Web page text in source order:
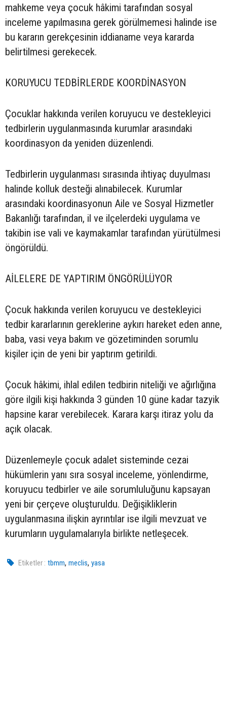
mahkeme veya çocuk hâkimi tarafından sosyal
inceleme yapılmasına gerek görülmemesi halinde ise
bu kararın gerekçesinin iddianame veya kararda
belirtilmesi gerekecek.
KORUYUCU TEDBİRLERDE KOORDİNASYON
Çocuklar hakkında verilen koruyucu ve destekleyici
tedbirlerin uygulanmasında kurumlar arasındaki
koordinasyon da yeniden düzenlendi.
Tedbirlerin uygulanması sırasında ihtiyaç duyulması
halinde kolluk desteği alınabilecek. Kurumlar
arasındaki koordinasyonun Aile ve Sosyal Hizmetler
Bakanlığı tarafından, il ve ilçelerdeki uygulama ve
takibin ise vali ve kaymakamlar tarafından yürütülmesi
öngörüldü.
AİLELERE DE YAPTIRIM ÖNGÖRÜLÜYOR
Çocuk hakkında verilen koruyucu ve destekleyici
tedbir kararlarının gereklerine aykırı hareket eden anne,
baba, vasi veya bakım ve gözetiminden sorumlu
kişiler için de yeni bir yaptırım getirildi.
Çocuk hâkimi, ihlal edilen tedbirin niteliği ve ağırlığına
göre ilgili kişi hakkında 3 günden 10 güne kadar tazyik
hapsine karar verebilecek. Karara karşı itiraz yolu da
açık olacak.
Düzenlemeyle çocuk adalet sisteminde cezai
hükümlerin yanı sıra sosyal inceleme, yönlendirme,
koruyucu tedbirler ve aile sorumluluğunu kapsayan
yeni bir çerçeve oluşturuldu. Değişikliklerin
uygulanmasına ilişkin ayrıntılar ise ilgili mevzuat ve
kurumların uygulamalarıyla birlikte netleşecek.
Etiketler : tbmm,meclis,yasa